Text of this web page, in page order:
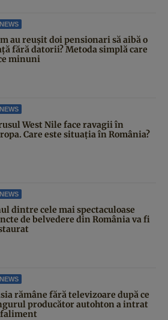
au reușit doi pensionari să aibă o
fără datorii? Metoda simplă care
minuni
West Nile face ravagii în
Care este situația în România?
dintre cele mai spectaculoase
de belvedere din România va fi
rămâne fără televizoare după ce
producător autohton a intrat